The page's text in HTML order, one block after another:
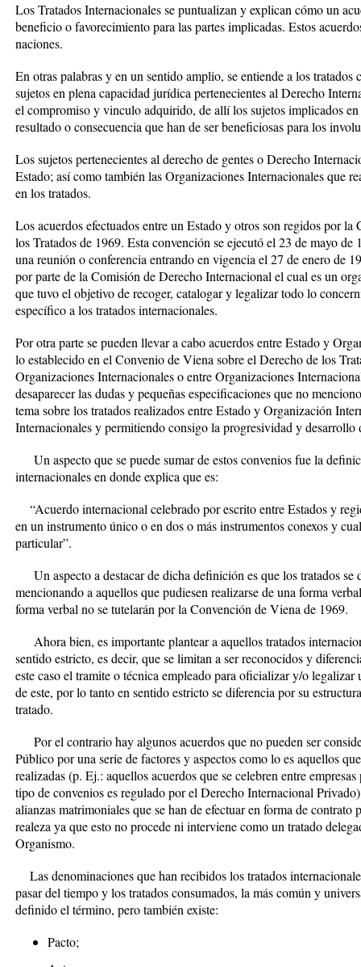
Los Tratados Internacionales se puntualizan y explican cómo un
beneficio o favorecimiento para las partes implicadas. Estos
naciones.
En otras palabras y en un sentido amplio, se entiende a los tratados
sujetos en plena capacidad jurídica pertenecientes al Derecho
el compromiso y vinculo adquirido, de allí los sujetos implicados
resultado o consecuencia que han de ser beneficiosas para los
Los sujetos pertenecientes al derecho de gentes o Derecho
Estado; así como también las Organizaciones Internacionales que
en los tratados.
Los acuerdos efectuados entre un Estado y otros son regidos por
los Tratados de 1969. Esta convención se ejecutó el 23 de mayo
una reunión o conferencia entrando en vigencia el 27 de enero de
por parte de la Comisión de Derecho Internacional el cual es un
que tuvo el objetivo de recoger, catalogar y legalizar todo lo
específico a los tratados internacionales.
Por otra parte se pueden llevar a cabo acuerdos entre Estado y
lo establecido en el Convenio de Viena sobre el Derecho de los
Organizaciones Internacionales o entre Organizaciones
desaparecer las dudas y pequeñas especificaciones que no
tema sobre los tratados realizados entre Estado y Organización
Internacionales y permitiendo consigo la progresividad y desarrollo
Un aspecto que se puede sumar de estos convenios fue la
internacionales en donde explica que es:
“Acuerdo internacional celebrado por escrito entre Estados y
en un instrumento único o en dos o más instrumentos conexos y
particular”.
Un aspecto a destacar de dicha definición es que los tratados se
mencionando a aquellos que pudiesen realizarse de una forma
forma verbal no se tutelarán por la Convención de Viena de 1969.
Ahora bien, es importante plantear a aquellos tratados
sentido estricto, es decir, que se limitan a ser reconocidos y
este caso el tramite o técnica empleado para oficializar y/o
de este, por lo tanto en sentido estricto se diferencia por su
tratado.
Por el contrario hay algunos acuerdos que no pueden ser
Público por una serie de factores y aspectos como lo es aquellos
realizadas (p. Ej.: aquellos acuerdos que se celebren entre
tipo de convenios es regulado por el Derecho Internacional
alianzas matrimoniales que se han de efectuar en forma de
realeza ya que esto no procede ni interviene como un tratado
Organismo.
Las denominaciones que han recibidos los tratados
pasar del tiempo y los tratados consumados, la más común y
definido el término, pero también existe:
Pacto;